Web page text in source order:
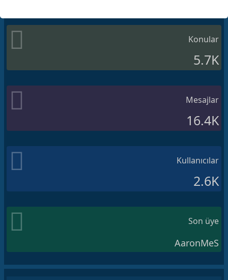
Konular
5.7K
Mesajlar
16.4K
Kullanıcılar
2.6K
Son üye
AaronMeS